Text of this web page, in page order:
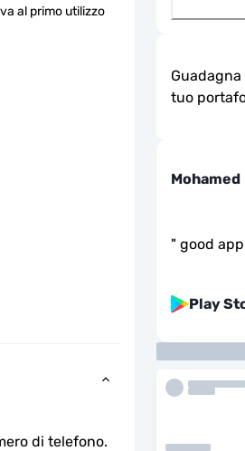
al primo utilizzo
di telefono.
Guadagna
tuo
Mohamed
" good
Play